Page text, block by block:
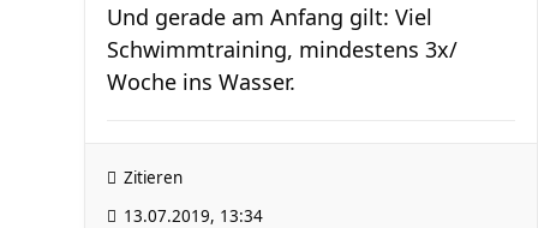
Und gerade am Anfang gilt: Viel
Schwimmtraining, mindestens 3x/
Woche ins Wasser.
Zitieren
13.07.2019, 13:34